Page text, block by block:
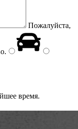
Пожалуйста,
.
время.